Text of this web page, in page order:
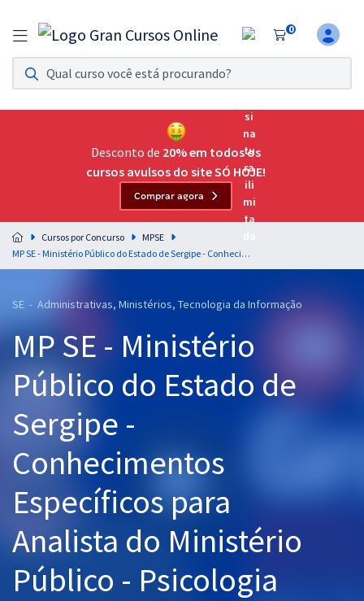
0
Assinatura Ilimitada 11
Acesso a todos os cursos. Teste grátis por 7 dias!
Assinatura OAB Até Passar
Acesso ilimitado a toda preparação para o Exame da
Residências Multiprofissionais
Preparação completa e intensiva para as principais
residências em saúde do Brasil
Cursos 20% OFF
Pós
Graduação
OAB
Questões grátis
Conteúdo gratuito
Desconto de 20% em todos os
cursos avulsos do site SÓ HOJE!
Comprar agora
Cursos por Concurso
MPSE
MP SE - Ministério Público do Estado de Sergipe - Conhecimentos Específicos para Analista do Ministério Público - Psicologia
SE - Administrativas, Ministérios, Tecnologia da Informação
MP SE - Ministério
Público do Estado de
Sergipe -
Conhecimentos
Específicos para
Analista do Ministério
Público - Psicologia